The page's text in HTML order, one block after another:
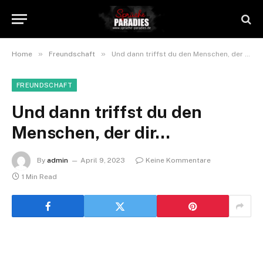
Home » Freundschaft » Und dann triffst du den Menschen, der dir…
FREUNDSCHAFT
Und dann triffst du den
Menschen, der dir…
By admin April 9, 2023
Keine Kommentare
1 Min Read